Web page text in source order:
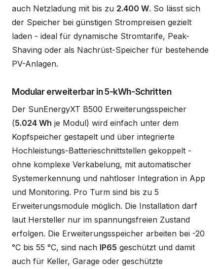
auch Netzladung mit bis zu 2.400 W. So lässt sich
der Speicher bei günstigen Strompreisen gezielt
laden - ideal für dynamische Stromtarife, Peak-
Shaving oder als Nachrüst-Speicher für bestehende
PV-Anlagen.
Modular erweiterbar in 5-kWh-Schritten
Der SunEnergyXT B500 Erweiterungsspeicher
(5.024 Wh je Modul) wird einfach unter dem
Kopfspeicher gestapelt und über integrierte
Hochleistungs-Batterieschnittstellen gekoppelt -
ohne komplexe Verkabelung, mit automatischer
Systemerkennung und nahtloser Integration in App
und Monitoring. Pro Turm sind bis zu 5
Erweiterungsmodule möglich. Die Installation darf
laut Hersteller nur im spannungsfreien Zustand
erfolgen. Die Erweiterungsspeicher arbeiten bei -20
°C bis 55 °C, sind nach IP65 geschützt und damit
auch für Keller, Garage oder geschützte